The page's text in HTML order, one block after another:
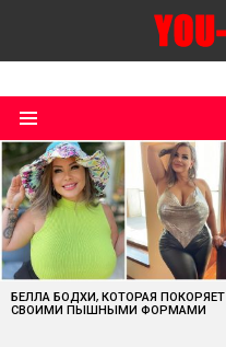
MOST
VIEWED
STORIES
БЕЛЛА БОДХИ, КОТОРАЯ ПОКОРЯЕТ
СВОИМИ ПЫШНЫМИ ФОРМАМИ